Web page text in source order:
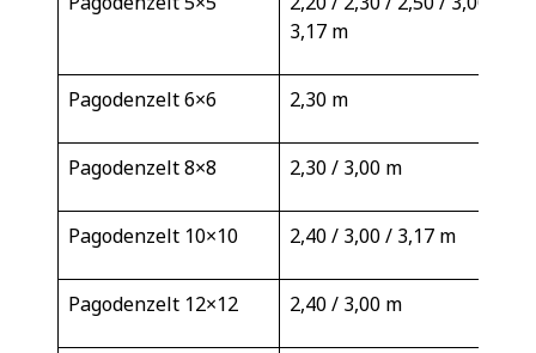
3,17 m
Pagodenzelt 6×6 2,30 m
Pagodenzelt 8×8 2,30 / 3,00 m
Pagodenzelt 10×10 2,40 / 3,00 / 3,17 m
Pagodenzelt 12×12 2,40 / 3,00 m